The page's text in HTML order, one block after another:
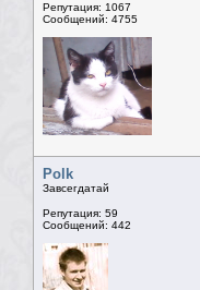
Репутация: 1067
Сообщений: 4755
Polk
Завсегдатай
Репутация: 59
Сообщений: 442